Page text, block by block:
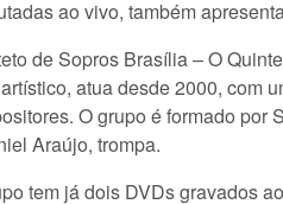
ao vivo, também
de Sopros Brasília – O
atua desde 2000, com
O grupo é formado por
Araújo, trompa.
tem já dois DVDs gravados